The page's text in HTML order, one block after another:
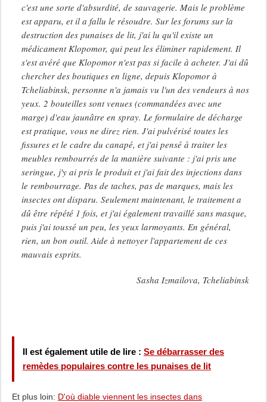
c'est une sorte d'absurdité, de sauvagerie. Mais le problème
est apparu, et il a fallu le résoudre. Sur les forums sur la
destruction des punaises de lit, j'ai lu qu'il existe un
médicament Klopomor, qui peut les éliminer rapidement. Il
s'est avéré que Klopomor n'est pas si facile à acheter. J'ai dû
chercher des boutiques en ligne, depuis Klopomor à
Tcheliabinsk, personne n'a jamais vu l'un des vendeurs à nos
yeux. 2 bouteilles sont venues (commandées avec une
marge) d'eau jaunâtre en spray. Le formulaire de décharge
est pratique, vous ne direz rien. J'ai pulvérisé toutes les
fissures et le cadre du canapé, et j'ai pensé à traiter les
meubles rembourrés de la manière suivante : j'ai pris une
seringue, j'y ai pris le produit et j'ai fait des injections dans
le rembourrage. Pas de taches, pas de marques, mais les
insectes ont disparu. Seulement maintenant, le traitement a
dû être répété 1 fois, et j'ai également travaillé sans masque,
puis j'ai toussé un peu, les yeux larmoyants. En général,
rien, un bon outil. Aide à nettoyer l'appartement de ces
mauvais esprits.
Sasha Izmailova, Tcheliabinsk
Il est également utile de lire : Se débarrasser des
remèdes populaires contre les punaises de lit
Et plus loin: D'où diable viennent les insectes dans